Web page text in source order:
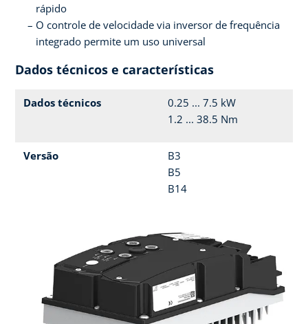
rápido
O controle de velocidade via inversor de frequência
integrado permite um uso universal
Dados técnicos e características
Dados técnicos
0.25 ... 7.5 kW
1.2 ... 38.5 Nm
Versão
B3
B5
B14